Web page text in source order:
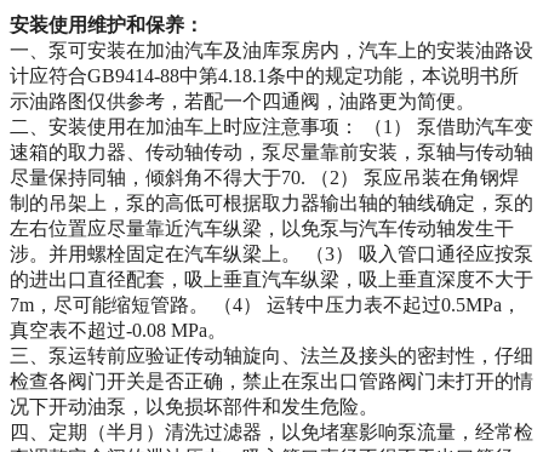
安装使用维护和保养：
一、泵可安装在加油汽车及油库泵房内，汽车上的安装油路设
计应符合GB9414-88中第4.18.1条中的规定功能，本说明书所
示油路图仅供参考，若配一个四通阀，油路更为简便。
二、安装使用在加油车上时应注意事项： （1 ） 泵借助汽车变
速箱的取力器、传动轴传动，泵尽量靠前安装，泵轴与传动轴
尽量保持同轴，倾斜角不得大于70. （2） 泵应吊装在角钢焊
制的吊架上，泵的高低可根据取力器输出轴的轴线确定，泵的
左右位置应尽量靠近汽车纵梁，以免泵与汽车传动轴发生干
涉。并用螺栓固定在汽车纵梁上。 （3） 吸入管口通径应按泵
的进出口直径配套，吸上垂直汽车纵梁，吸上垂直深度不大于
7m ，尽可能缩短管路。 （4） 运转中压力表不起过0.5MPa ，
真空表不超过-0.08 MPa。
三、泵运转前应验证传动轴旋向、法兰及接头的密封性，仔细
检查各阀门开关是否正确，禁止在泵出口管路阀门未打开的情
况下开动油泵，以免损坏部件和发生危险。
四、定期（半月）清洗过滤器，以免堵塞影响泵流量，经常检